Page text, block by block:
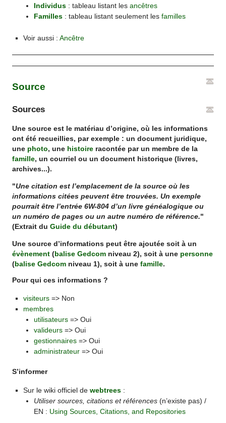
Individus : tableau listant lesancêtres
Familles : tableau listant seulement lesfamilles
Voir aussi : Ancêtre
Source
Sources
Une source est le matériau d’origine, où les informations
ont été recueillies, par exemple : un document juridique,
une photo, une histoire racontée par un membre de la
famille, un courriel ou un document historique (livres,
archives...).
"Une citation est l’emplacement de la source où les
informations citées peuvent être trouvées. Un exemple
pourrait être l’entrée 6W-804 d’un livre généalogique ou
un numéro de pages ou un autre numéro de référence."
(Extrait duGuide du débutant)
Une source d’informations peut être ajoutée soit à un
évènement ( balise Gedcom niveau 2), soit à une personne
( balise Gedcom niveau 1), soit à unefamille.
Pour qui ces informations ?
visiteurs=> Non
membres
utilisateurs => Oui
valideurs => Oui
gestionnaires => Oui
administrateur => Oui
S’informer
Sur le wiki officiel de webtrees:
Utiliser sources, citations et références (n’existe pas) /
EN : Using Sources, Citations, and Repositories